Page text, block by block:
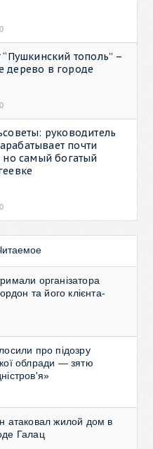
0
“Пушкинский тополь” –
дерево в городе
0
руководитель
почти
но самый богатый
0
організатора
та його клієнта-
про підозру
облради — зятю
атаковал жилой дом в
Галац